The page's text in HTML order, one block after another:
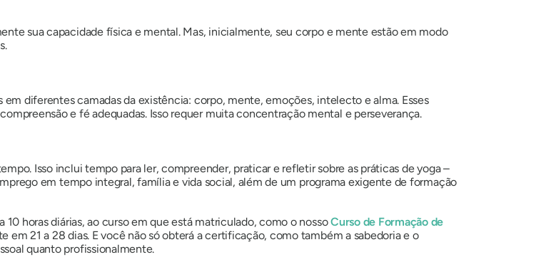
sua capacidade física e mental. Mas, inicialmente, seu corpo e mente estão em modo
diferentes camadas da existência: corpo, mente, emoções, intelecto e alma. Esses
e fé adequadas. Isso requer muita concentração mental e perseverança.
Isso inclui tempo para ler, compreender, praticar e refletir sobre as práticas de yoga –
em tempo integral, família e vida social, além de um programa exigente de formação
horas diárias, ao curso em que está matriculado, como o nossoCurso de Formação de
em 21 a 28 dias. E você não só obterá a certificação, como também a sabedoria e o
quanto profissionalmente.